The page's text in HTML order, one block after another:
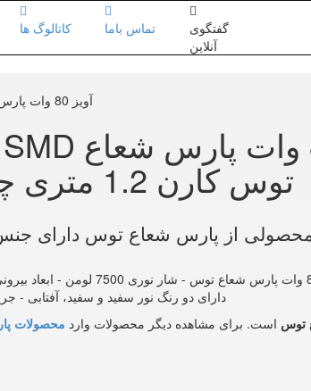
کاتالوگ ها تماس باما
گفتگوی
آنلاین
لاین نوری SMD آویز 80 وات پارس شعاع توس کارن 1.2 متری چراغ خطی
توس کارن 1.2 متری چراغ خطی
محصولی از پارس شعاع توس دارای جنس
دارای دو رنگ نور سفید و سفید، آفتابی - جریان ورودی
توس است. برای مشاهده دیگر محصولات وارد محصولات